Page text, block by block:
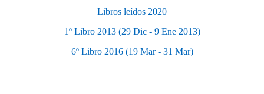
Libros leídos 2020
1º Libro 2013 (29 Dic - 9 Ene 2013)
6º Libro 2016 (19 Mar - 31 Mar)